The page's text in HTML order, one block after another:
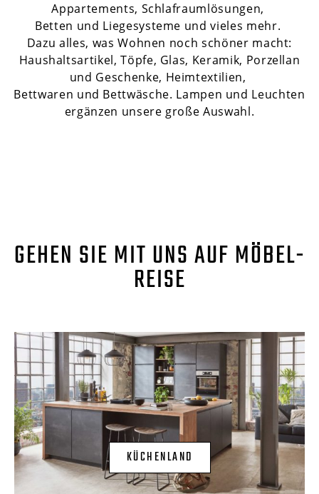
Appartements, Schlafraumlösungen,
Betten und Liegesysteme und vieles mehr.
Dazu alles, was Wohnen noch schöner macht:
Haushaltsartikel, Töpfe, Glas, Keramik, Porzellan
und Geschenke, Heimtextilien,
Bettwaren und Bettwäsche. Lampen und Leuchten
ergänzen unsere große Auswahl.
GEHEN SIE MIT UNS AUF MÖBEL-
REISE
KÜCHENLAND